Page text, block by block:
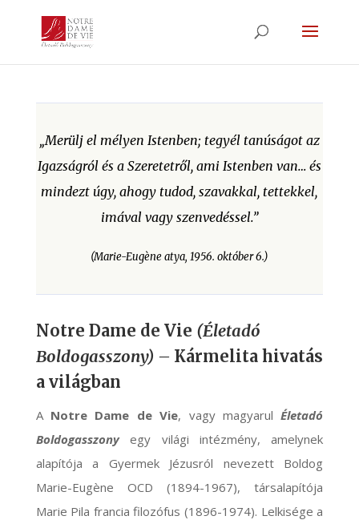
„Merülj el mélyen Istenben; tegyél tanúságot az
Igazságról és a Szeretetről, ami Istenben van… és
mindezt úgy, ahogy tudod, szavakkal, tettekkel,
imával vagy szenvedéssel.”
(Marie-Eugène atya, 1956. október 6.)
Notre Dame de Vie (Életadó
Boldogasszony) – Kármelita hivatás
a világban
A Notre Dame de Vie, vagy magyarulÉletadó
Boldogasszonyegy világi intézmény, amelynek
alapítója a Gyermek Jézusról nevezett Boldog
Marie-Eugène OCD (1894-1967), társalapítója
Marie Pila francia filozófus (1896-1974). Lelkisége a